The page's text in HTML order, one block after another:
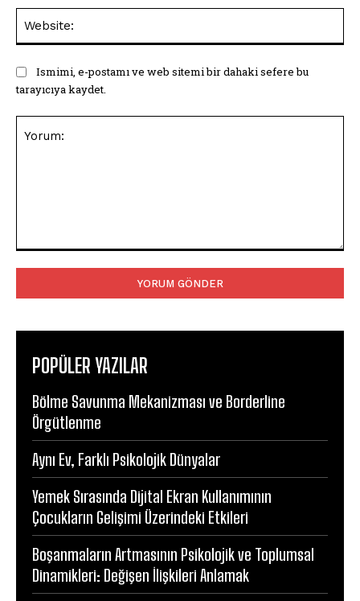
Ismimi, e-postamı ve web sitemi bir dahaki sefere bu
tarayıcıya kaydet.
POPÜLER YAZILAR
Bölme Savunma Mekanizması ve Borderline
Örgütlenme
Aynı Ev, Farklı Psikolojik Dünyalar
Yemek Sırasında Dijital Ekran Kullanımının
Çocukların Gelişimi Üzerindeki Etkileri
Boşanmaların Artmasının Psikolojik ve Toplumsal
Dinamikleri: Değişen İlişkileri Anlamak